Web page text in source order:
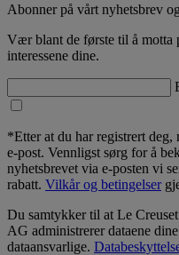
Abonner på vårt nyhetsbrev
Vær blant de første til å motta
interessene dine.
*Etter at du har registrert deg,
e-post. Vennligst sørg for å
nyhetsbrevet via e-posten vi
rabatt. Vilkår og betingelser
Du samtykker til at Le
AG administrerer dataene
dataansvarlige.